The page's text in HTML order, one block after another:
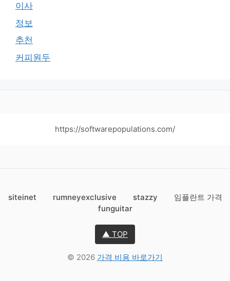
이사
정보
추천
커피원두
https://softwarepopulations.com/
siteinet rumneyexclusive stazzy
임플란트 가격
funguitar
▲ TOP
© 2026 가격 비용 바로가기